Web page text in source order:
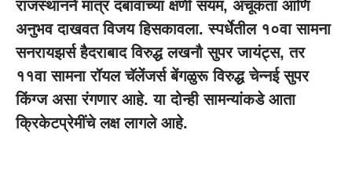
राजस्थानने मात्र दबावाच्या क्षणी संयम, अचूकता आणि
अनुभव दाखवत विजय हिसकावला. स्पर्धेतील १०वा सामना
सनरायझर्स हैदराबाद विरुद्ध लखनौ सुपर जायंट्स, तर
११वा सामना रॉयल चॅलेंजर्स बेंगळुरू विरुद्ध चेन्नई सुपर
किंग्ज असा रंगणार आहे. या दोन्ही सामन्यांकडे आता
क्रिकेटप्रेमींचे लक्ष लागले आहे.